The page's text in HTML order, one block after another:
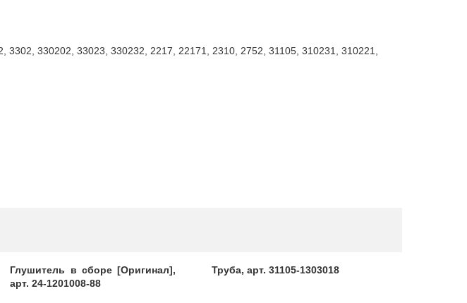
3302, 330202, 33023, 330232, 2217, 22171, 2310, 2752, 31105, 310231, 310221,
Глушитель в сборе [Оригинал],
арт. 24-1201008-88
Труба, арт. 31105-1303018